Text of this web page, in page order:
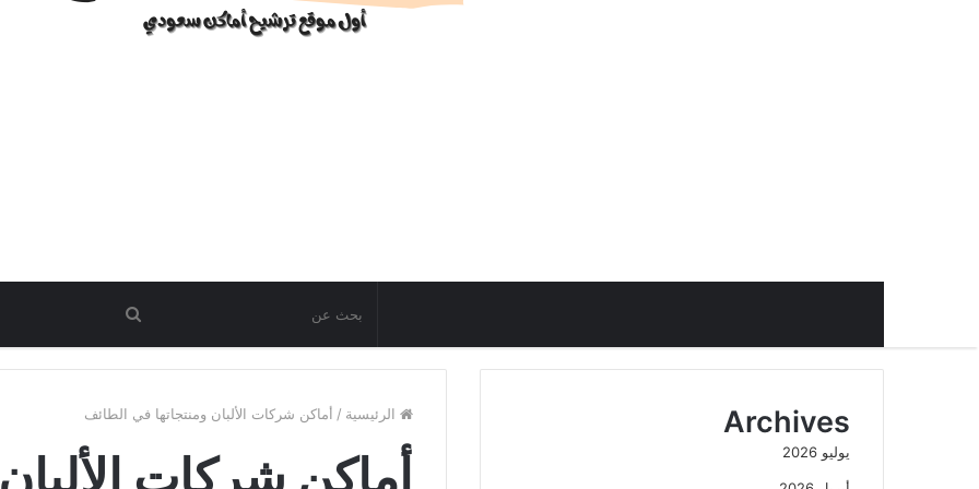
الرئيسية / أماكن شركات الألبان ومنتجاتها في الطائف
أماكن شركات
Archives
يوليو 2026